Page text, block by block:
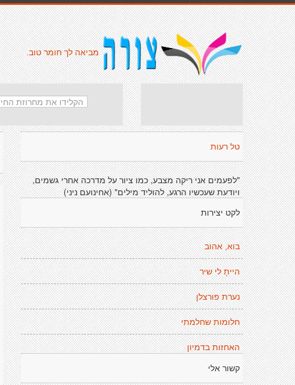
מביאה לך חומר טוב.
טל רעות
"לפעמים אני ריקה מצבע, כמו ציור על מדרכה אחרי גשמים,
ויודעת שעכשיו הרגע, להוליד מילים" (אחינועם ניני)
לקט יצירות
בוא, אהוב
הייתָ לי שיר
נערת פורצלן
חלומות שחלמתי
האחזות בדמיון
קשור אלי